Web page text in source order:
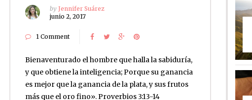
by Jennifer Suárez
junio 2, 2017
1 Comment
Bienaventurado el hombre que halla la sabiduría,
y que obtiene la inteligencia; Porque su ganancia
es mejor que la ganancia de la plata, y sus frutos
más que el oro fino». Proverbios‬ ‭3:13-14‬ ‭